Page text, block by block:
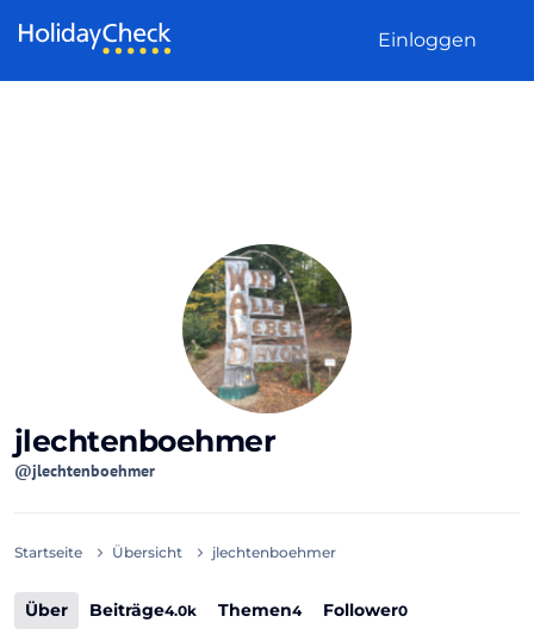
Einloggen
jlechtenboehmer
@jlechtenboehmer
Startseite Übersicht jlechtenboehmer
Über Beiträge4.0k Themen4 Follower0